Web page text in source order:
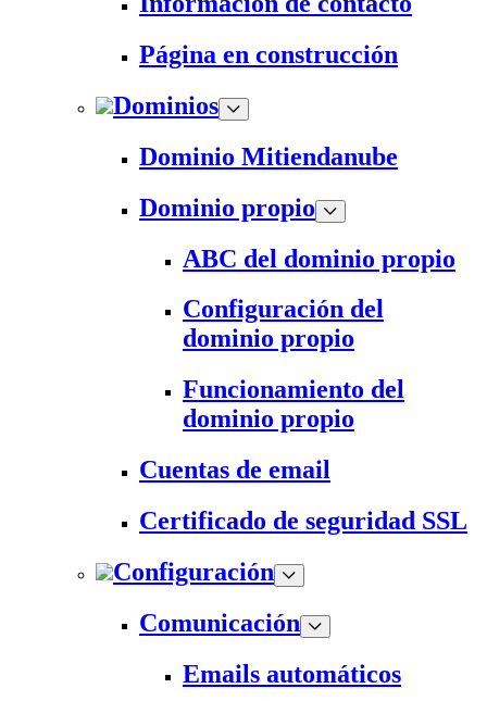
Página en construcción
Dominios
Dominio Mitiendanube
Dominio propio
ABC del dominio propio
Configuración del
dominio propio
Funcionamiento del
dominio propio
Cuentas de email
Certificado de seguridad SSL
Configuración
Comunicación
Emails automáticos